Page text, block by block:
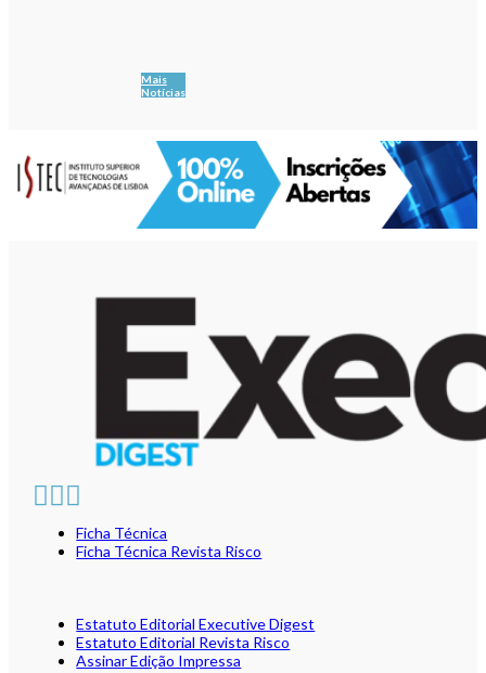
Mais
Notícias
Ficha Técnica
Ficha Técnica Revista Risco
Estatuto Editorial Executive Digest
Estatuto Editorial Revista Risco
Assinar Edição Impressa